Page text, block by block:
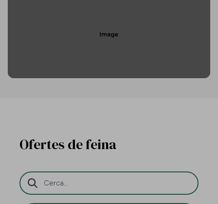
Ofertes de feina
Barra de cerca